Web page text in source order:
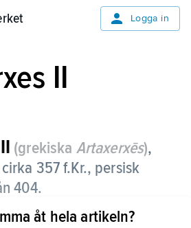
Logga in
II
II (grekiska Artaxerxēs),
357 f.Kr., persisk
404.
inföll en nedgångsperiod
åt hela artikeln?